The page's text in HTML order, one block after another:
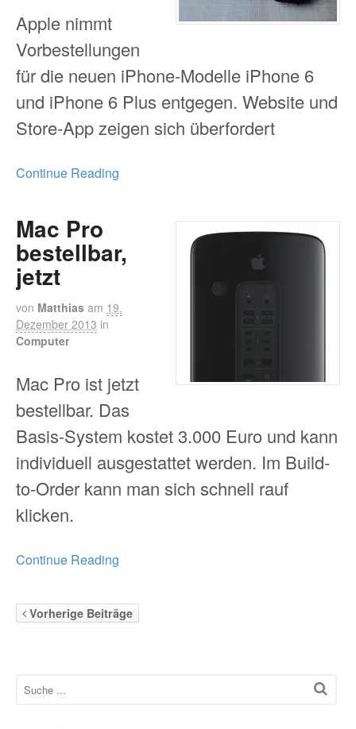
Apple nimmt
Vorbestellungen
für die neuen iPhone-Modelle iPhone 6
und iPhone 6 Plus entgegen. Website und
Store-App zeigen sich überfordert
Continue Reading
Mac Pro
bestellbar,
jetzt
von Matthias am 19.
Dezember 2013 in
Computer
Mac Pro ist jetzt
bestellbar. Das
Basis-System kostet 3.000 Euro und kann
individuell ausgestattet werden. Im Build-
to-Order kann man sich schnell rauf
klicken.
Continue Reading
Vorherige Beiträge